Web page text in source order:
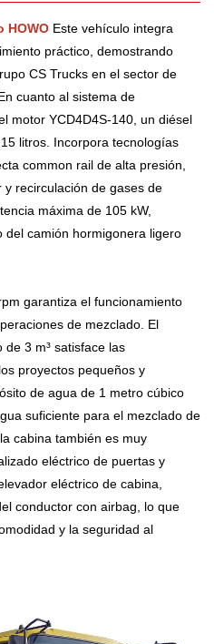
HOWO Este vehículo integra
práctico, demostrando
CS Trucks en el sector de
cuanto al sistema de
motor YCD4D4S-140, un diésel
litros. Incorpora tecnologías
common rail de alta presión,
recirculación de gases de
máxima de 105 kW,
camión hormigonera ligero
garantiza el funcionamiento
de mezclado. El
3 m³ satisface las
proyectos pequeños y
de agua de 1 metro cúbico
suficiente para el mezclado de
cabina también es muy
eléctrico de puertas y
eléctrico de cabina,
conductor con airbag, lo que
y la seguridad al